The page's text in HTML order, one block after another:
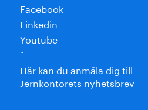
Facebook
Linkedin
Youtube
¨
Här kan du anmäla dig till
Jernkontorets nyhetsbrev